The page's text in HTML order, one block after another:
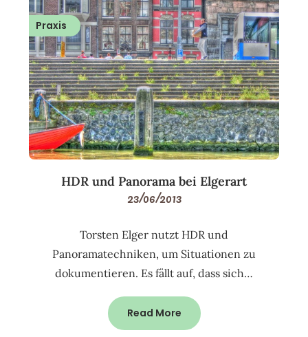
Praxis
HDR und Panorama bei Elgerart
23/06/2013
Torsten Elger nutzt HDR und
Panoramatechniken, um Situationen zu
dokumentieren. Es fällt auf, dass sich…
Read More